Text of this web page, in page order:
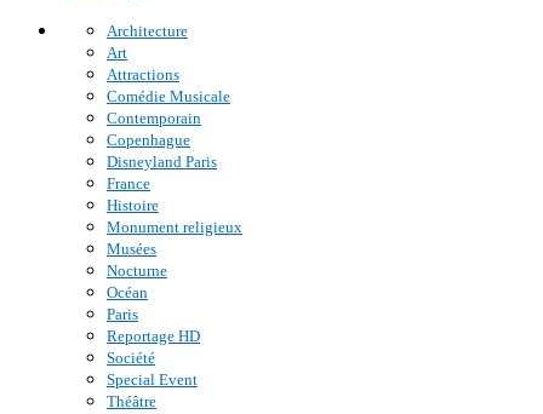
Architecture
Art
Attractions
Comédie Musicale
Contemporain
Copenhague
Disneyland Paris
France
Histoire
Monument religieux
Musées
Nocturne
Océan
Paris
Reportage HD
Société
Special Event
Théâtre